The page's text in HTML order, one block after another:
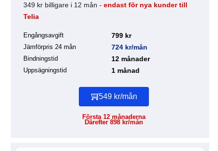
349 kr billigare i 12 mån - endast för nya kunder till
Telia
Engångsavgift 799 kr
Jämförpris 24 mån 724 kr/mån
Bindningstid 12 månader
Uppsägningstid 1 månad
549 kr/mån
Första 12 månaderna
Därefter 898 kr/mån